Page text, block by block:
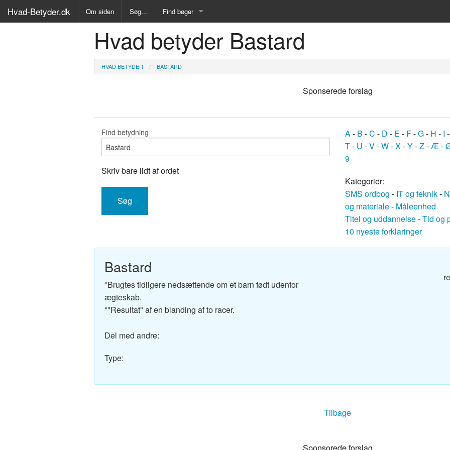
Hvad-Betyder.dk Om siden Søg... Find bøger
Alle Bøger
Ordbog over det danske sprog
Kryds- og tværsordbog
Hvad betyder Bastard
HVAD BETYDER BASTARD
Sponserede forslag
Find betydning
Skriv bare lidt af ordet
A- B -C - D - E - F-G- H - I -
T- U -V-W-X-Y-Z-Æ-
9
Kategorier:
SMS ordbog - IT og teknik-
og materiale- Måleenhed
Titel og uddannelse-Tid og
10 nyeste forklaringer
Bastard
*Brugtes tidligere nedsættende om et barn født udenfor
ægteskab.
*"Resultat" af en blanding af to racer.
Del med andre:
Type:
Tilbage